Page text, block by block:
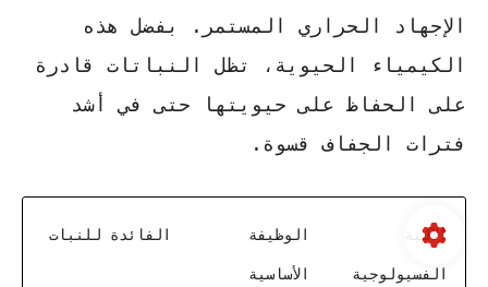
الإجهاد الحراري المستمر. بفضل هذه
الكيمياء الحيوية، تظل النباتات قادرة
على الحفاظ على حيويتها حتى في أشد
فترات الجفاف قسوة.
الآلية
الفسيولوجية
الوظيفة
الأساسية
الفائدة للنبات